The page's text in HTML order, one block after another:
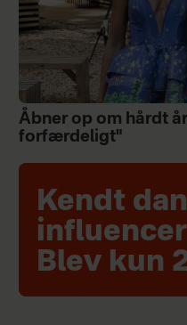
Åbner op om hårdt
forfærdeligt"
Kendt
Blev kun